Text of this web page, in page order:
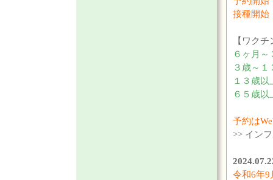
接種開
【ワク
６ヶ月～
３歳～１
１３歳以
６５歳以
予約は
>> イン
令和6年9